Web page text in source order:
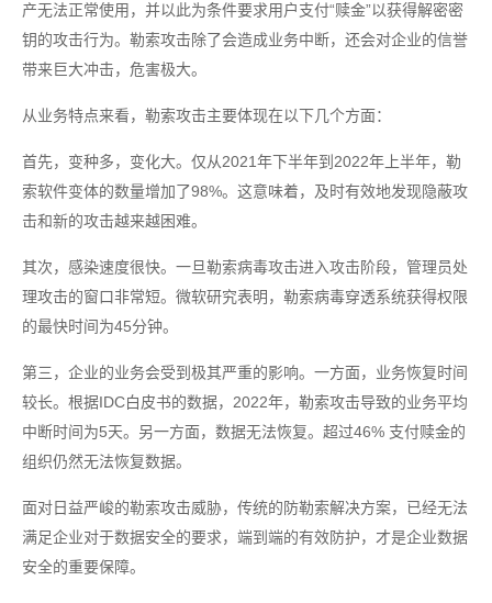
产无法正常使用，并以此为条件要求用户支付“赎金”以获得解密密
钥的攻击行为。勒索攻击除了会造成业务中断，还会对企业的信誉
带来巨大冲击，危害极大。
从业务特点来看，勒索攻击主要体现在以下几个方面：
首先，变种多，变化大。仅从2021年下半年到2022年上半年，勒
索软件变体的数量增加了98%。这意味着，及时有效地发现隐蔽攻
击和新的攻击越来越困难。
其次，感染速度很快。一旦勒索病毒攻击进入攻击阶段，管理员处
理攻击的窗口非常短。微软研究表明，勒索病毒穿透系统获得权限
的最快时间为45分钟。
第三，企业的业务会受到极其严重的影响。一方面，业务恢复时间
较长。根据IDC白皮书的数据，2022年，勒索攻击导致的业务平均
中断时间为5天。另一方面，数据无法恢复。超过46% 支付赎金的
组织仍然无法恢复数据。
面对日益严峻的勒索攻击威胁，传统的防勒索解决方案，已经无法
满足企业对于数据安全的要求，端到端的有效防护，才是企业数据
安全的重要保障。